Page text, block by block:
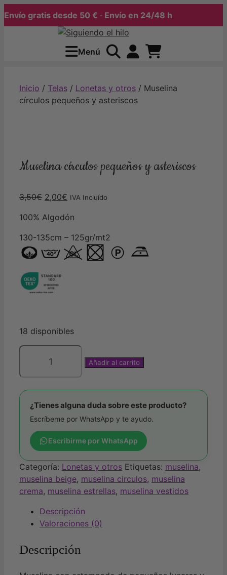
gratis desde 50 € · Envío en 24/48 h
Menú
Inicio / Telas / Lonetas y otros / Muselina
círculos pequeños y asteriscos
Muselina círculos pequeños y asteriscos
3,50€ El
original
era:
2,00€ El
actual
es:
2,00€.
IVA Incluído
100% Algodón
130-135cm – 125gr/mt2
18 disponibles
Muselina
círculos
pequeños
asteriscos
Añadir al carrito
¿Tienes alguna duda sobre este producto?
Escríbeme por WhatsApp y te ayudo.
Escribirme por WhatsApp
Categoría: Lonetas y otros Etiquetas: muselina,
muselina beige, muselina circulos, muselina
crema, muselina estrellas, muselina vestidos
Descripción
Valoraciones (0)
Descripción